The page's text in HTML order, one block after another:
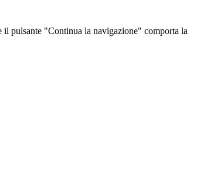
pulsante "Continua la navigazione" comporta la